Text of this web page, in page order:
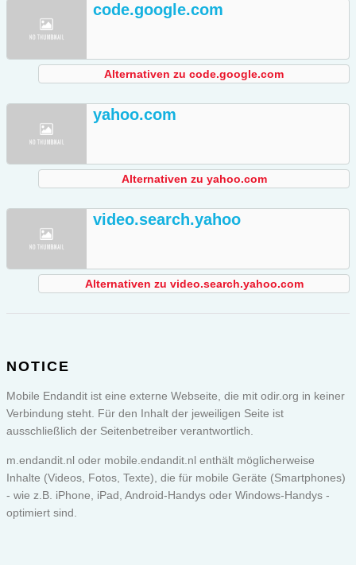
code.google.com
Alternativen zu code.google.com
yahoo.com
Alternativen zu yahoo.com
video.search.yahoo
Alternativen zu video.search.yahoo.com
NOTICE
Mobile Endandit ist eine externe Webseite, die mit odir.org in keiner
Verbindung steht. Für den Inhalt der jeweiligen Seite ist
ausschließlich der Seitenbetreiber verantwortlich.
m.endandit.nl oder mobile.endandit.nl enthält möglicherweise
Inhalte (Videos, Fotos, Texte), die für mobile Geräte (Smartphones)
- wie z.B. iPhone, iPad, Android-Handys oder Windows-Handys -
optimiert sind.